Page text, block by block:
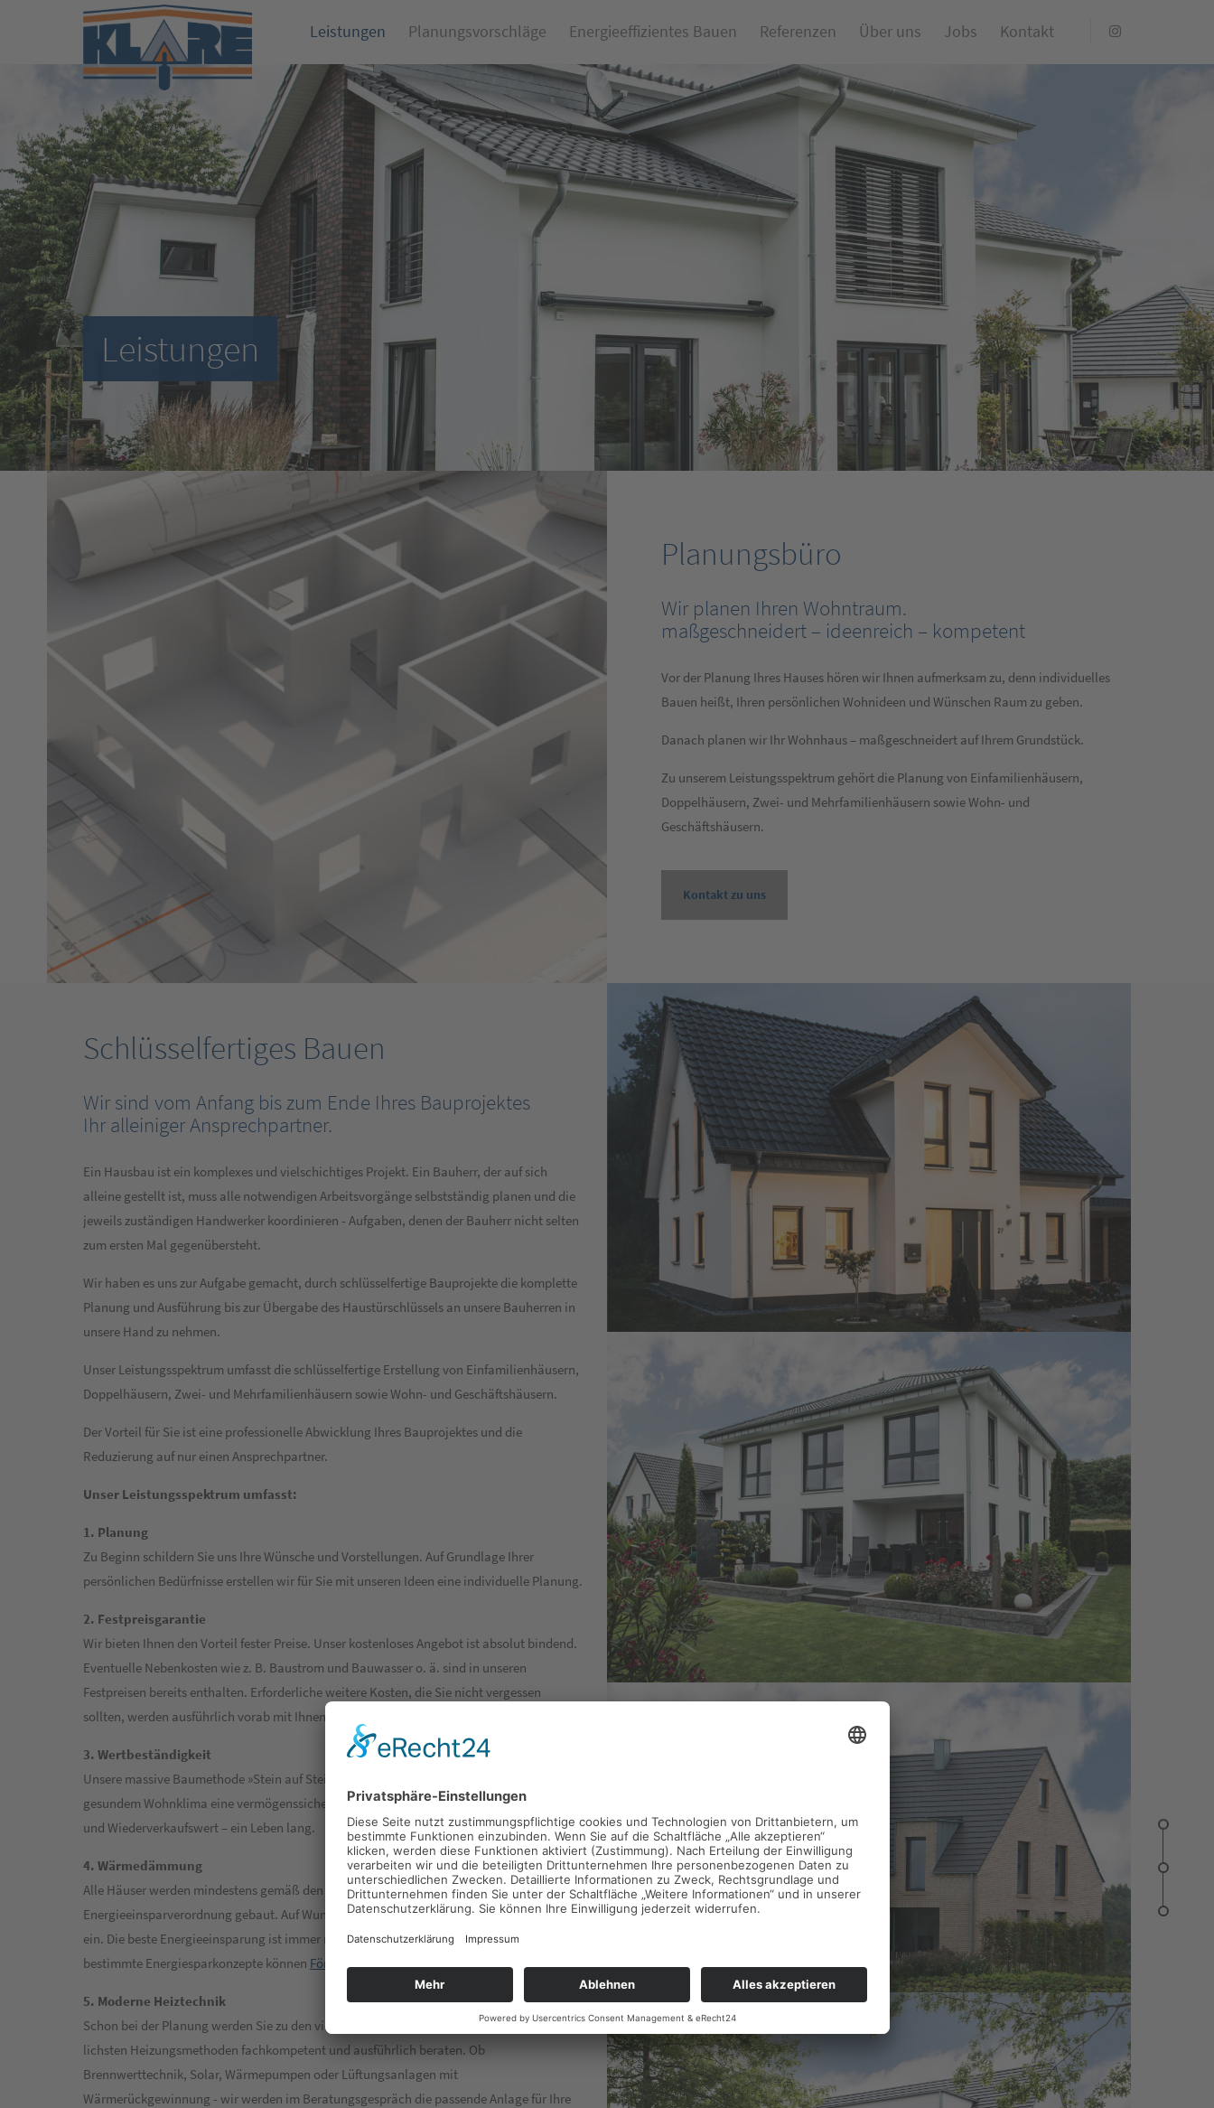
Leistungen Planungsvorschläge Energieeffizientes Bauen Referenzen Über uns Jobs Kontakt
Leistungen
Planungsbüro
Wir planen Ihren Wohntraum.
maßgeschneidert – ideenreich – kompetent
Vor der Planung Ihres Hauses hören wir Ihnen aufmerksam zu, denn individuelles
Bauen heißt, Ihren persönlichen Wohnideen und Wünschen Raum zu geben.
Danach planen wir Ihr Wohnhaus – maßgeschneidert auf Ihrem Grundstück.
Zu unserem Leistungsspektrum gehört die Planung von Einfamilienhäusern,
Doppelhäusern, Zwei- und Mehrfamilienhäusern sowie Wohn- und
Geschäftshäusern.
Kontakt zu uns
Schlüsselfertiges Bauen
Wir sind vom Anfang bis zum Ende Ihres Bauprojektes
Ihr alleiniger Ansprechpartner.
Ein Hausbau ist ein komplexes und vielschichtiges Projekt. Ein Bauherr, der auf sich
alleine gestellt ist, muss alle notwendigen Arbeitsvorgänge selbstständig planen und die
jeweils zuständigen Handwerker koordinieren - Aufgaben, denen der Bauherr nicht selten
zum ersten Mal gegenübersteht.
Wir haben es uns zur Aufgabe gemacht, durch schlüsselfertige Bauprojekte die komplette
Planung und Ausführung bis zur Übergabe des Haustürschlüssels an unsere Bauherren in
unsere Hand zu nehmen.
Unser Leistungsspektrum umfasst die schlüsselfertige Erstellung von Einfamilienhäusern,
Doppelhäusern, Zwei- und Mehrfamilienhäusern sowie Wohn- und Geschäftshäusern.
Der Vorteil für Sie ist eine professionelle Abwicklung Ihres Bauprojektes und die
Reduzierung auf nur einen Ansprechpartner.
Unser Leistungsspektrum umfasst:
1. Planung
Zu Beginn schildern Sie uns Ihre Wünsche und Vorstellungen. Auf Grundlage Ihrer
persönlichen Bedürfnisse erstellen wir für Sie mit unseren Ideen eine individuelle Planung.
2. Festpreisgarantie
Wir bieten Ihnen den Vorteil fester Preise. Unser kostenloses Angebot ist absolut bindend.
Eventuelle Nebenkosten wie z. B. Baustrom und Bauwasser o. ä. sind in unseren
Festpreisen bereits enthalten. Erforderliche weitere Kosten, die Sie nicht vergessen
sollten, werden ausführlich vorab mit Ihnen besprochen.
3. Wertbeständigkeit
Unsere massive Baumethode »Stein auf Stein« garantiert Ihnen neben natürlichem,
gesundem Wohnklima eine vermögenssichere Investition und einen hohen Beleihungs-
und Wiederverkaufswert – ein Leben lang.
4. Wärmedämmung
Alle Häuser werden mindestens gemäß den Anforderungen der geltenden
Energieeinsparverordnung gebaut. Auf Wunsch bauen wir Ihnen gerne »auch etwas mehr«
ein. Die beste Energieeinsparung ist immer noch eine gute Wärmedämmung. Für
bestimmte Energiesparkonzepte können Fördermittelbeantragt werden.
5. Moderne Heiztechnik
Schon bei der Planung werden Sie zu den vielen unterschied-
lichsten Heizungsmethoden fachkompetent und ausführlich beraten. Ob
Brennwerttechnik, Solar, Wärmepumpen oder Lüftungsanlagen mit
Wärmerückgewinnung - wir werden im Beratungsgespräch die passende Anlage für Ihre